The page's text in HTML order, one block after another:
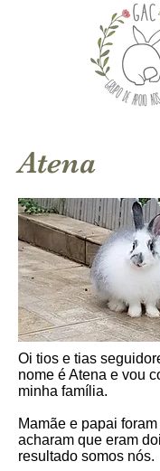
Atena
Oi‎ tios‎ e‎ tias‎
nome‎ é‎ Atena‎ e‎ vou‎
minha família.
Mamãe e papai
acharam que eram
resultado somos nós.